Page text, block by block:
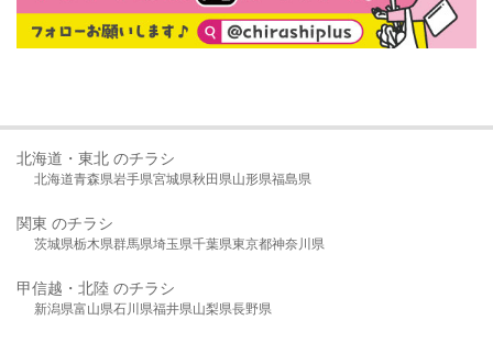
北海道・東北 のチラシ
北海道青森県岩手県宮城県秋田県山形県福島県
関東 のチラシ
茨城県栃木県群馬県埼玉県千葉県東京都神奈川県
甲信越・北陸 のチラシ
新潟県富山県石川県福井県山梨県長野県